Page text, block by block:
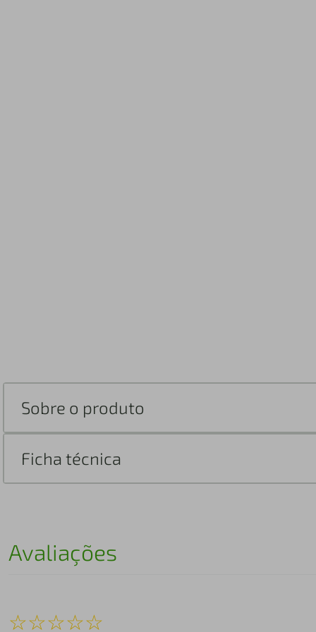
Sobre o produto
Ficha técnica
Avaliações
☆☆☆☆☆